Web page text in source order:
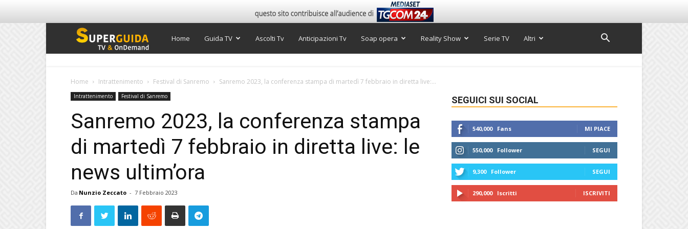
Super
TV
Home Guida TV Ascolti Tv Anticipazioni Tv Soap opera Reality Show Serie TV Altri
Home Intrattenimento Festival di Sanremo Sanremo 2023, la conferenza stampa di martedì 7 febbraio in diretta live:...
Intrattenimento Festival di Sanremo
Sanremo 2023, la conferenza stampa
di martedì 7 febbraio in diretta live: le
news ultim’ora
Da Nunzio Zeccato - 7 Febbraio 2023
SEGUICI SUI SOCIAL
540,000 Fans MI PIACE
550,000 Follower SEGUI
9,300 Follower SEGUI
290,000 Iscritti ISCRIVITI